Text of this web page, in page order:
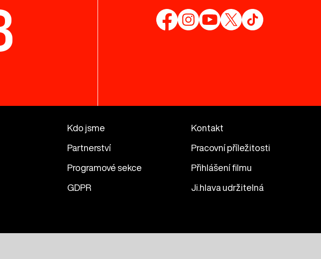
Kdo jsme Kontakt
Partnerství Pracovní příležitosti
Programové sekce Přihlášení filmu
GDPR Ji.hlava udržitelná